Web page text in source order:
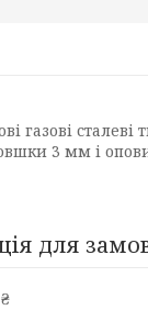
газові
3 мм і
для